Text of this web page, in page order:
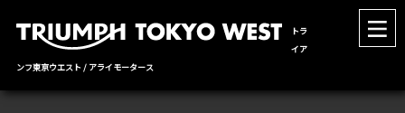
トラ
イア
ンフ東京ウエスト / アライモータース